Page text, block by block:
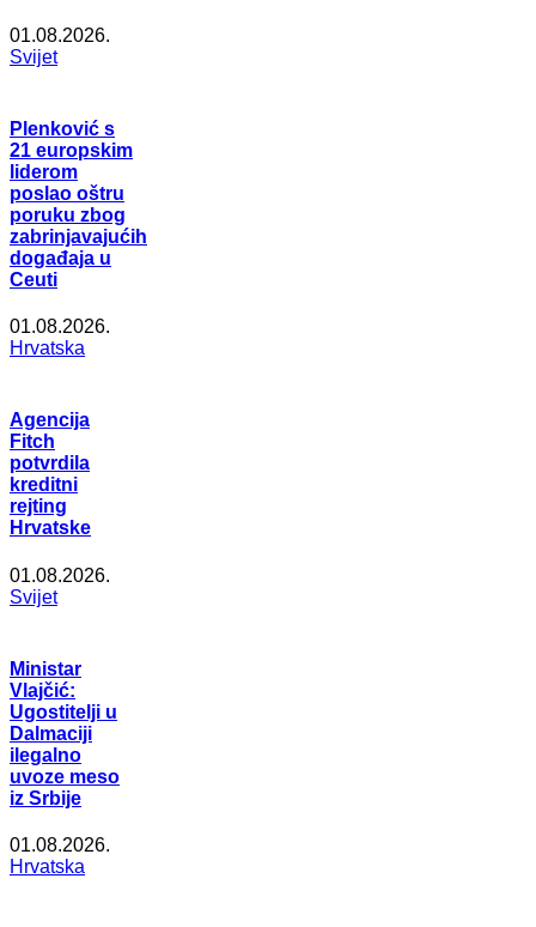
01.08.2026.
Svijet
Plenković s
21 europskim
liderom
poslao oštru
poruku zbog
zabrinjavajućih
događaja u
Ceuti
01.08.2026.
Hrvatska
Agencija
Fitch
potvrdila
kreditni
rejting
Hrvatske
01.08.2026.
Svijet
Ministar
Vlajčić:
Ugostitelji u
Dalmaciji
ilegalno
uvoze meso
iz Srbije
01.08.2026.
Hrvatska